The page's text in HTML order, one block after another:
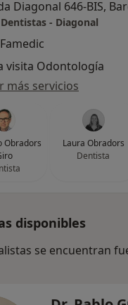
Diagonal 646-BIS,
- Diagonal
visita Odontología
más servicios
Obradors
Laura Obradors
Dentista
disponibles
se encuentran